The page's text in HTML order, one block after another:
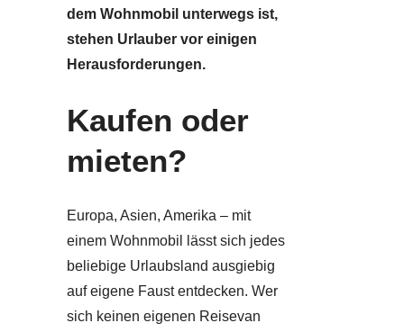
dem Wohnmobil unterwegs ist,
stehen Urlauber vor einigen
Herausforderungen.
Kaufen oder
mieten?
Europa, Asien, Amerika – mit
einem Wohnmobil lässt sich jedes
beliebige Urlaubsland ausgiebig
auf eigene Faust entdecken. Wer
sich keinen eigenen Reisevan